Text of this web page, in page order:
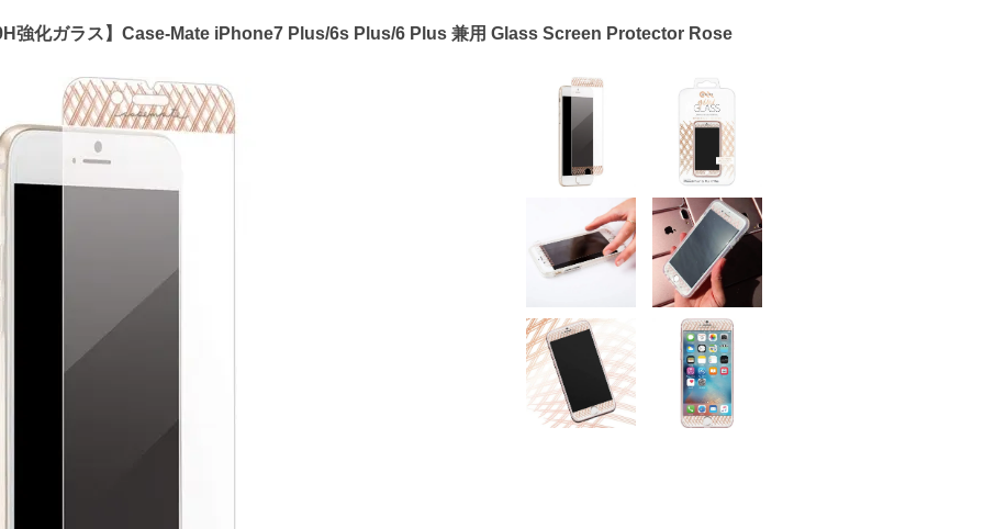
強化ガラス】Case-Mate iPhone7 Plus/6s Plus/6 Plus 兼用 Glass Screen Protector Rose